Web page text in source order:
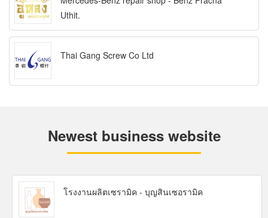
Uthit.
Thai Gang Screw Co Ltd
Newest business website
โรงงานผลิตเซรามิค - บุญสินเซอรามิค